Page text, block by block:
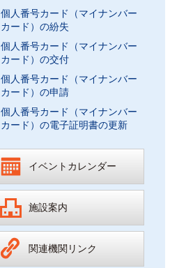
個人番号カード（マイナンバー
カード）の紛失
個人番号カード（マイナンバー
カード）の交付
個人番号カード（マイナンバー
カード）の申請
個人番号カード（マイナンバー
カード）の電子証明書の更新
イベントカレンダー
施設案内
関連機関リンク